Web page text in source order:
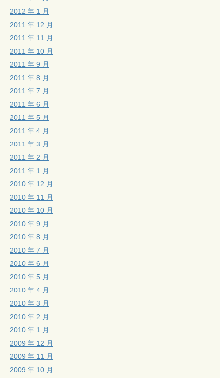
2012 年 1 月
2011 年 12 月
2011 年 11 月
2011 年 10 月
2011 年 9 月
2011 年 8 月
2011 年 7 月
2011 年 6 月
2011 年 5 月
2011 年 4 月
2011 年 3 月
2011 年 2 月
2011 年 1 月
2010 年 12 月
2010 年 11 月
2010 年 10 月
2010 年 9 月
2010 年 8 月
2010 年 7 月
2010 年 6 月
2010 年 5 月
2010 年 4 月
2010 年 3 月
2010 年 2 月
2010 年 1 月
2009 年 12 月
2009 年 11 月
2009 年 10 月